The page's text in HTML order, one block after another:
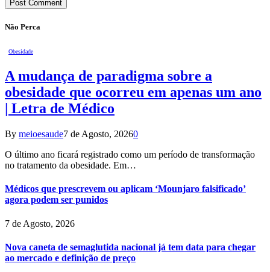
Não Perca
Obesidade
A mudança de paradigma sobre a
obesidade que ocorreu em apenas um ano
| Letra de Médico
By meioesaude7 de Agosto, 20260
O último ano ficará registrado como um período de transformação
no tratamento da obesidade. Em…
Médicos que prescrevem ou aplicam ‘Mounjaro falsificado’
agora podem ser punidos
7 de Agosto, 2026
Nova caneta de semaglutida nacional já tem data para chegar
ao mercado e definição de preço